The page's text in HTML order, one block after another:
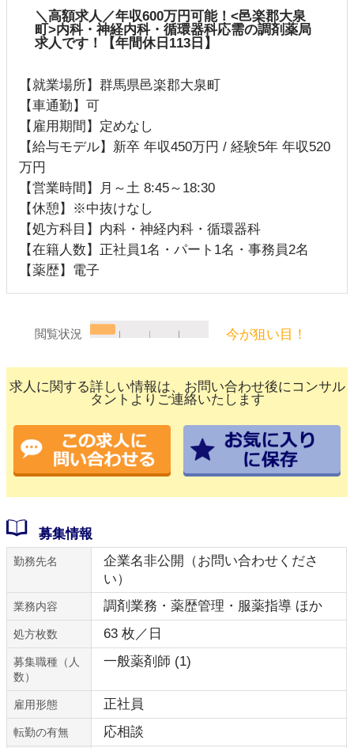
＼高額求人／年収600万円可能！<邑楽郡大泉
町>内科・神経内科・循環器科応需の調剤薬局
求人です！【年間休日113日】
【就業場所】群馬県邑楽郡大泉町
【車通勤】可
【雇用期間】定めなし
【給与モデル】新卒 年収450万円 / 経験5年 年収520
万円
【営業時間】月～土 8:45～18:30
【休憩】※中抜けなし
【処方科目】内科・神経内科・循環器科
【在籍人数】正社員1名・パート1名・事務員2名
【薬歴】電子
閲覧状況 今が狙い目！
求人に関する詳しい情報は、お問い合わせ後にコンサル
タントよりご連絡いたします
募集情報
勤務先名
企業名非公開（お問い合わせくださ
い）
業務内容 調剤業務・薬歴管理・服薬指導 ほか
処方枚数 63 枚／日
募集職種（人
数）
一般薬剤師 (1)
雇用形態 正社員
転勤の有無 応相談